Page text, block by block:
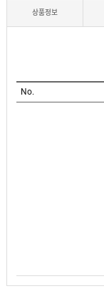
상품정보
No.